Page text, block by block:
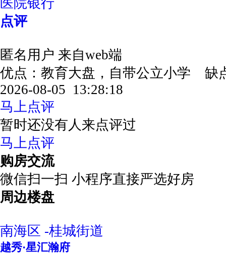
医院银行
点评
匿名用户 来自web端
优点：教育大盘，自带公立小学
2026-08-05 13:28:18
马上点评
暂时还没有人来点评过
马上点评
购房交流
微信扫一扫 小程序直接严选好房
周边楼盘
南海区 -桂城街道
越秀·星汇瀚府